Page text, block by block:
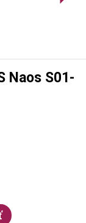
Naos S01-